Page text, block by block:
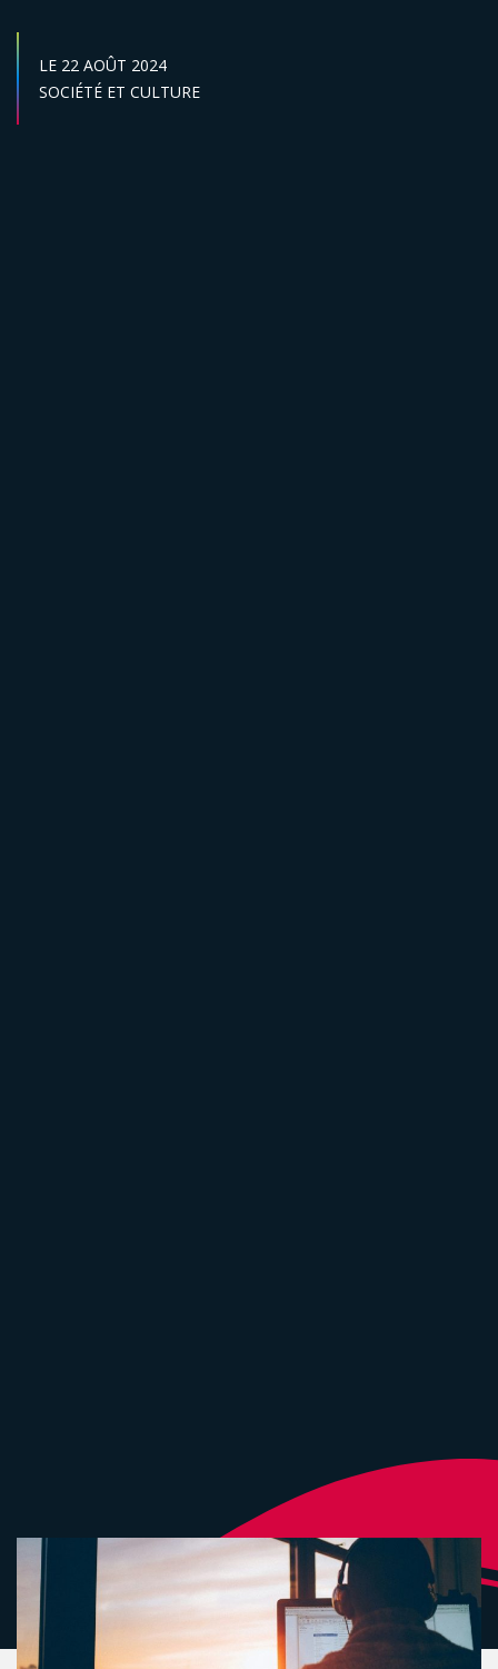
LE DATE DE DÉBUT :
22 AOÛT 2024
Secteur :
SOCIÉTÉ ET CULTURE